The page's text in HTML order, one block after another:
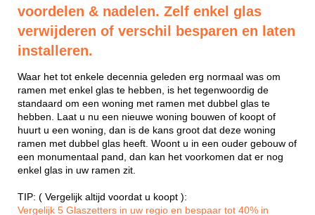
voordelen & nadelen. Zelf enkel glas
verwijderen of verschil besparen en laten
installeren.
Waar het tot enkele decennia geleden erg normaal was om
ramen met enkel glas te hebben, is het tegenwoordig de
standaard om een woning met ramen met dubbel glas te
hebben. Laat u nu een nieuwe woning bouwen of koopt of
huurt u een woning, dan is de kans groot dat deze woning
ramen met dubbel glas heeft. Woont u in een ouder gebouw of
een monumentaal pand, dan kan het voorkomen dat er nog
enkel glas in uw ramen zit.
TIP: ( Vergelijk altijd voordat u koopt ):
Vergelijk 5 Glaszetters in uw regio en bespaar tot 40% in